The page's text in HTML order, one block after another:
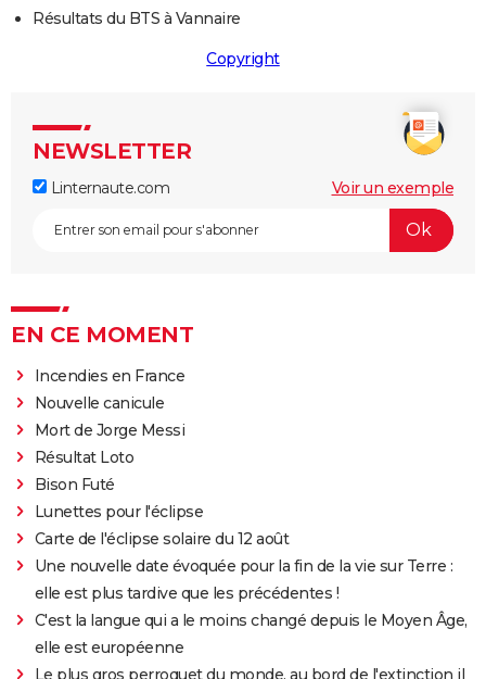
Résultats du BTS à Vannaire
Copyright
NEWSLETTER
Linternaute.com Voir un exemple
EN CE MOMENT
Incendies en France
Nouvelle canicule
Mort de Jorge Messi
Résultat Loto
Bison Futé
Lunettes pour l'éclipse
Carte de l'éclipse solaire du 12 août
Une nouvelle date évoquée pour la fin de la vie sur Terre :
elle est plus tardive que les précédentes !
C'est la langue qui a le moins changé depuis le Moyen Âge,
elle est européenne
Le plus gros perroquet du monde, au bord de l'extinction il